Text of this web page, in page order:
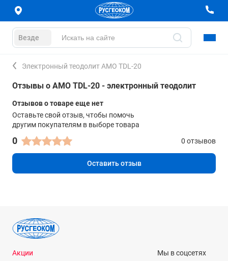
Везде
Электронный теодолит AMO TDL-20
Отзывы о AMO TDL-20 - электронный теодолит
Отзывов о товаре еще нет
Оставьте свой отзыв, чтобы помочь
другим покупателям в выборе товара
0 0 отзывов
Оставить отзыв
Акции
Мы в соцсетях